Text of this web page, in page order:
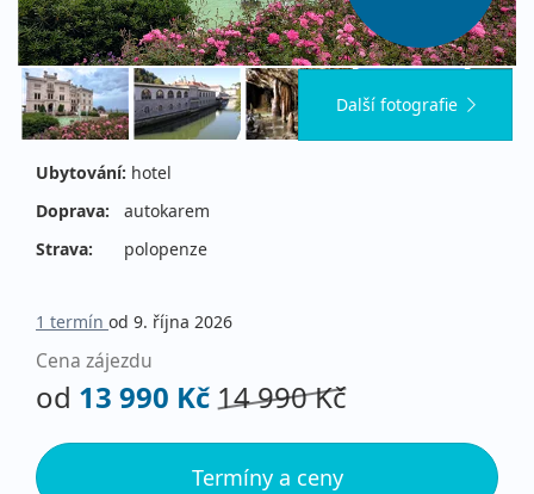
Další fotografie
Ubytování: hotel
Doprava:
autokarem
Strava:
polopenze
1 termín od 9. října 2026
Cena zájezdu
od 13 990 Kč14 990 Kč
Termíny a ceny